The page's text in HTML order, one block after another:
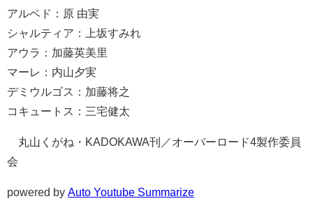
アルベド：原 由実
シャルティア：上坂すみれ
アウラ：加藤英美里
マーレ：内山夕実
デミウルゴス：加藤将之
コキュートス：三宅健太
©丸山くがね・KADOKAWA刊／オーバーロード4製作委員
会
powered by Auto Youtube Summarize